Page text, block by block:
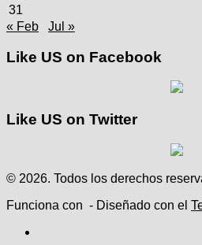
31
« Feb
Jul »
Like US on Facebook
Like US on Twitter
© 2026. Todos los derechos
Funciona con - Diseñado con el